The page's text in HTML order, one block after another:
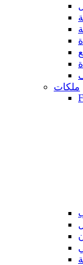
ملكات